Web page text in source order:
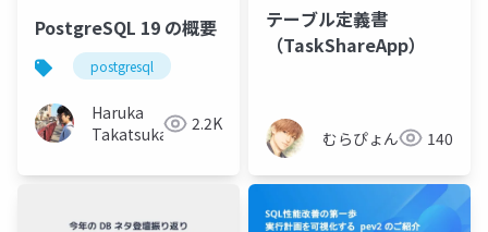
PostgreSQL 19 の概要
postgresql
Haruka
Takatsuka
2.2K
テーブル定義書
（TaskShareApp）
むらぴょん 140